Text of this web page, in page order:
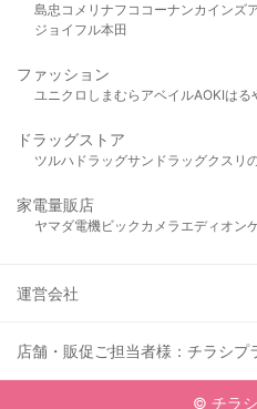
島忠 コメリ ナフコ コーナンカインズ
ジョイフル本田
ファッション
ユニクロ しまむら アベイルAOKIはる
ドラッグストア
ツルハドラッグサンドラッグクスリ
家電量販店
ヤマダ電機ビックカメラ エディオン
運営会社
店舗・販促ご担当者様：チラシプ
© チラ